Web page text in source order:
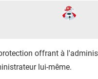
offrant à
lui-même.